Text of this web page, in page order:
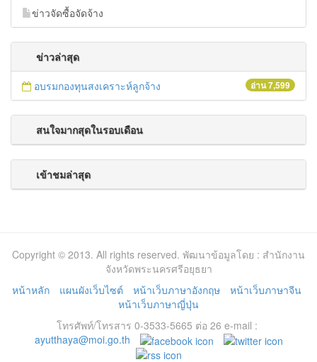
ข่าวจัดซื้อจัดจ้าง
ข่าวล่าสุด
อ่าน 7,599
อบรมกองทุนสงเคราะห์ลูกจ้าง
สนใจมากสุดในรอบเดือน
เข้าชมล่าสุด
Copyright © 2013. All rights reserved. พัฒนาข้อมูลโดย : สำนักงาน
จังหวัดพระนครศรีอยุธยา
หน้าหลัก
แผนผังเว็บไซต์ หน้าเว็บภาษาอังกฤษ
หน้าเว็บภาษาจีน
หน้าเว็บภาษาญี่ปุ่น
โทรศัพท์/โทรสาร 0-3533-5665 ต่อ 26 e-mail :
ayutthaya@moi.go.th